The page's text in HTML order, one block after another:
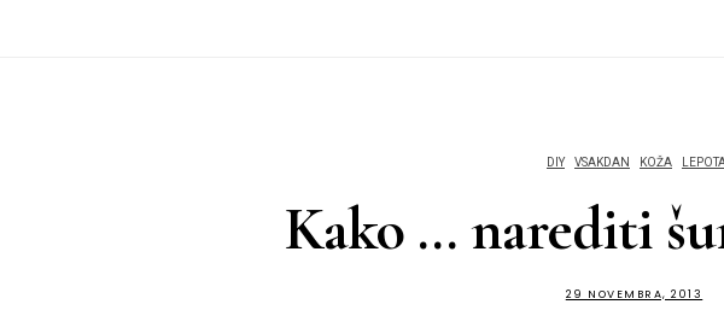
DIY VSAKDAN KOŽA
Kako … narediti
29 NOVEMBRA, 2013